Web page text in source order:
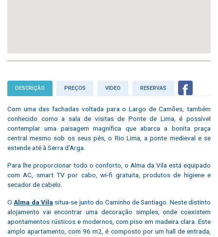
DESCRIÇÃO PREÇOS VIDEO RESERVAS
Com uma das fachadas voltada para o Largo de Camões, também
conhecido como a sala de visitas de Ponte de Lima, é possível
contemplar uma paisagem magnífica que abarca a bonita praça
central mesmo sob os seus pés, o Rio Lima, a ponte medieval e se
estende até à Serra d’Arga.
Para lhe proporcionar todo o conforto, o Alma da Vila está equipado
com AC, smart TV por cabo, wi-fi gratuita, produtos de higiene e
secador de cabelo.
OAlma da Vila situa-se junto do Caminho de Santiago. Neste distinto
alojamento vai encontrar uma decoração simples, onde coexistem
apontamentos rústicos e modernos, com piso em madeira clara. Este
amplo apartamento, com 96 m2, é composto por um hall de entrada,